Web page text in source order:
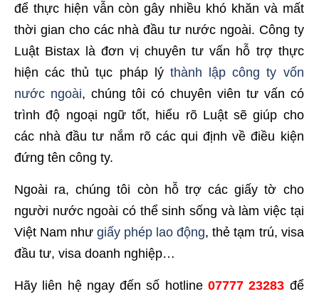
để thực hiện vẫn còn gây nhiều khó khăn và mất
thời gian cho các nhà đầu tư nước ngoài. Công ty
Luật Bistax là đơn vị chuyên tư vấn hỗ trợ thực
hiện các thủ tục pháp lý thành lập công ty vốn
nước ngoài, chúng tôi có chuyên viên tư vấn có
trình độ ngoại ngữ tốt, hiểu rõ Luật sẽ giúp cho
các nhà đầu tư nắm rõ các qui định về điều kiện
đứng tên công ty.
Ngoài ra, chúng tôi còn hỗ trợ các giấy tờ cho
người nước ngoài có thể sinh sống và làm việc tại
Việt Nam nhưgiấy phép lao động, thẻ tạm trú, visa
đầu tư, visa doanh nghiệp…
Hãy liên hệ ngay đến số hotline07777 23283 để